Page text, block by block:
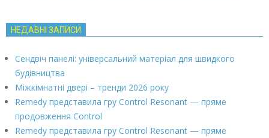
НЕДАВНІ ЗАПИСИ
Сендвіч панелі: універсальний матеріал для швидкого
будівництва
Міжкімнатні двері – тренди 2026 року
Remedy представила гру Control Resonant — пряме
продовження Control
Remedy представила гру Control Resonant — пряме